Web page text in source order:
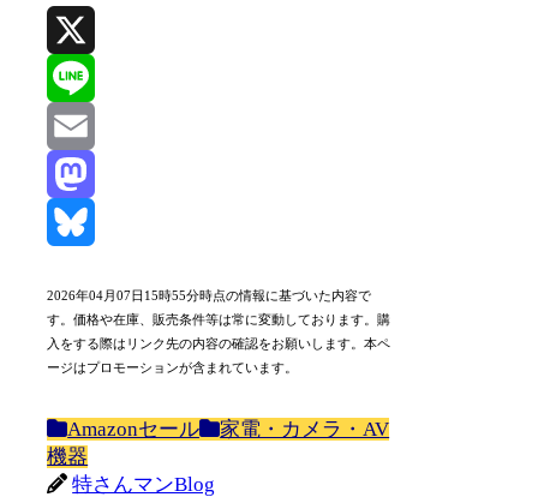
X
Line
Email
Mastodon
2026年04月07日15時55分時点の情報に基づいた内容で
す。価格や在庫、販売条件等は常に変動しております。購
入をする際はリンク先の内容の確認をお願いします。本ペ
ージはプロモーションが含まれています。
Amazonセール
家電・カメラ・AV
機器
特さんマンBlog